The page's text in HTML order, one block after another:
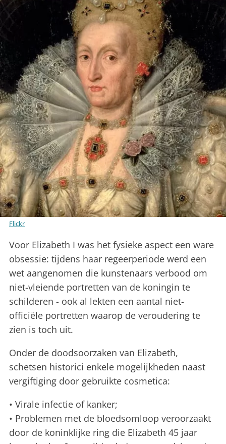
Flickr
Voor Elizabeth I was het fysieke aspect een ware
obsessie: tijdens haar regeerperiode werd een
wet aangenomen die kunstenaars verbood om
niet-vleiende portretten van de koningin te
schilderen - ook al lekten een aantal niet-
officiële portretten waarop de veroudering te
zien is toch uit.
Onder de doodsoorzaken van Elizabeth,
schetsen historici enkele mogelijkheden naast
vergiftiging door gebruikte cosmetica:
• Virale infectie of kanker;
• Problemen met de bloedsomloop veroorzaakt
door de koninklijke ring die Elizabeth 45 jaar